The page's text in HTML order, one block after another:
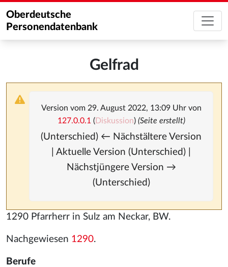
Oberdeutsche
Personendatenbank
Gelfrad
Version vom 29. August 2022, 13:09 Uhr von
127.0.0.1 (Diskussion) (Seite erstellt)
(Unterschied) ← Nächstältere Version
| Aktuelle Version (Unterschied) |
Nächstjüngere Version →
(Unterschied)
1290 Pfarrherr in Sulz am Neckar, BW.
Nachgewiesen 1290.
Berufe